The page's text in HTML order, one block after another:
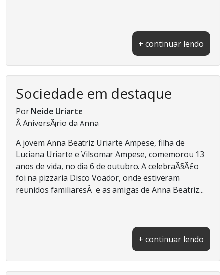
+ continuar lendo
Sociedade em destaque
Por Neide Uriarte
Â AniversÃ¡rio da Anna
A jovem Anna Beatriz Uriarte Ampese, filha de
Luciana Uriarte e Vilsomar Ampese, comemorou 13
anos de vida, no dia 6 de outubro. A celebraÃ§Ã£o
foi na pizzaria Disco Voador, onde estiveram
reunidos familiaresÂ e as amigas de Anna Beatriz...
+ continuar lendo